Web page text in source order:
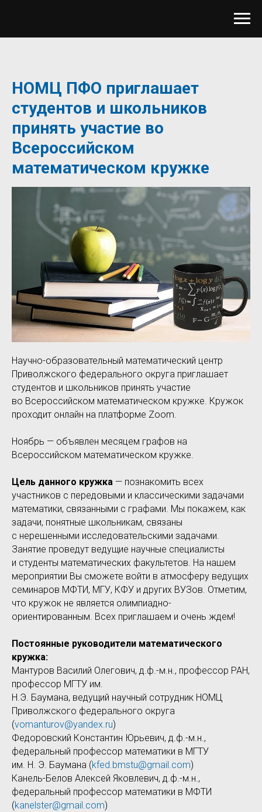
НОМЦ ПФО приглашает
студентов и школьников
принять участие во
Всероссийском
математическом кружке
Научно-образовательный математический центр
Приволжского федерального округа приглашает
студентов и школьников принять участие
во Всероссийском математическом кружке. Кружок
проходит онлайн на платформе Zoom.
Ноябрь — объявлен месяцем графов на
Всероссийском математическом кружке.
Цель данного кружка — познакомить всех
участников с передовыми и классическими задачами
математики, связанными с графами. Мы покажем, как
задачи, понятные школьникам, связаны
с нерешенными исследовательскими задачами.
Занятие проведут ведущие научные специалисты
и студенты математических факультетов. На нашем
мероприятии Вы сможете войти в атмосферу ведущих
семинаров МФТИ, МГУ, КФУ и других ВУЗов. Отметим,
что кружок не является олимпиадно-
ориентированным. Всех приглашаем и очень ждем!
Постоянные руководители математического
кружка:
Мантуров Василий Олегович, д.ф.-м.н., профессор РАН,
профессор МГТУ им.
Н.Э. Баумана, ведущий научный сотрудник НОМЦ
Приволжского федерального округа
(vomanturov@yandex.ru)
Федоровский Константин Юрьевич, д.ф.-м.н.,
федеральный профессор математики в МГТУ
им. Н. Э. Баумана (kfed.bmstu@gmail.com)
Канель-Белов Алексей Яковлевич, д.ф.-м.н.,
федеральный профессор математики в МФТИ
(kanelster@gmail.com)